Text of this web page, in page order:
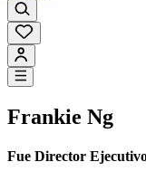
Frankie Ng
Fue Director